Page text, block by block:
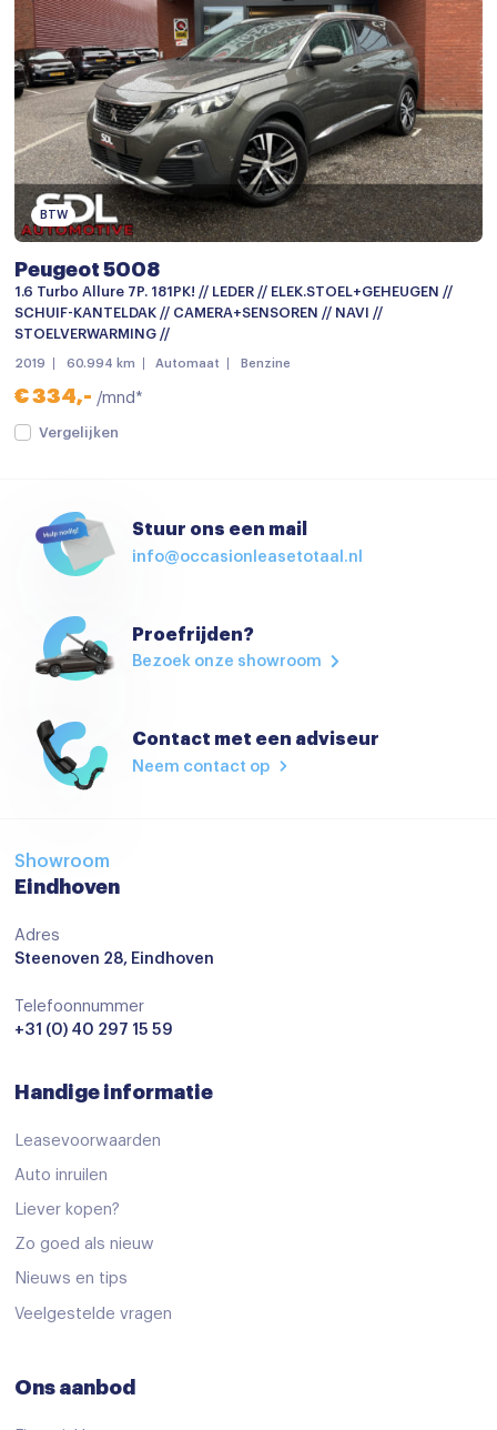
Keyless start
keyless start
Passagiersstoel in hoogte verstelbaar
Regensensor
Sportstoelen
Sportstuur
Stoelverwarming
Voorstoelen verwarmd
Achteruitrijcamera
Airbag(s) hoofd voor
Airbag passagier
Alarm klasse 1(startblokkering)
Anti Blokkeer Systeem
Anti doorSlip Regeling
Bandenspanningscontrolesysteem
bots waarschuwing systeem
dodehoek herkenning
Elektronisch Stabiliteits Programma
Hill hold functie
Verkeersbord detectie
airco automatisch
andere dakkleur
Apple Carplay/Android Auto
Bluetooth
Connected services
BTW
Peugeot 5008
1.6 Turbo Allure 7P. 181PK! // LEDER // ELEK.STOEL+GEHEUGEN //
SCHUIF-KANTELDAK // CAMERA+SENSOREN // NAVI //
STOELVERWARMING //
2019 60.994 km Automaat Benzine
€ 334,- /mnd*
Vergelijken
Stuur ons een mail
info@occasionleasetotaal.nl
Proefrijden?
Bezoek onze showroom
Contact met een adviseur
Neem contact op
Showroom
Eindhoven
Adres
Steenoven 28, Eindhoven
Telefoonnummer
+31 (0) 40 297 15 59
Handige informatie
Leasevoorwaarden
Auto inruilen
Liever kopen?
Zo goed als nieuw
Nieuws en tips
Veelgestelde vragen
Ons aanbod